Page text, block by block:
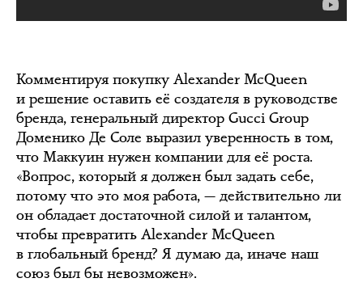
Комментируя покупку Alexander McQueen
и решение оставить её создателя в руководстве
бренда, генеральный директор Gucci Group
Доменико Де Соле выразил уверенность в том,
что Маккуин нужен компании для её роста.
«Вопрос, который я должен был задать себе,
потому что это моя работа, — действительно ли
он обладает достаточной силой и талантом,
чтобы превратить Alexander McQueen
в глобальный бренд? Я думаю да, иначе наш
союз был бы невозможен».